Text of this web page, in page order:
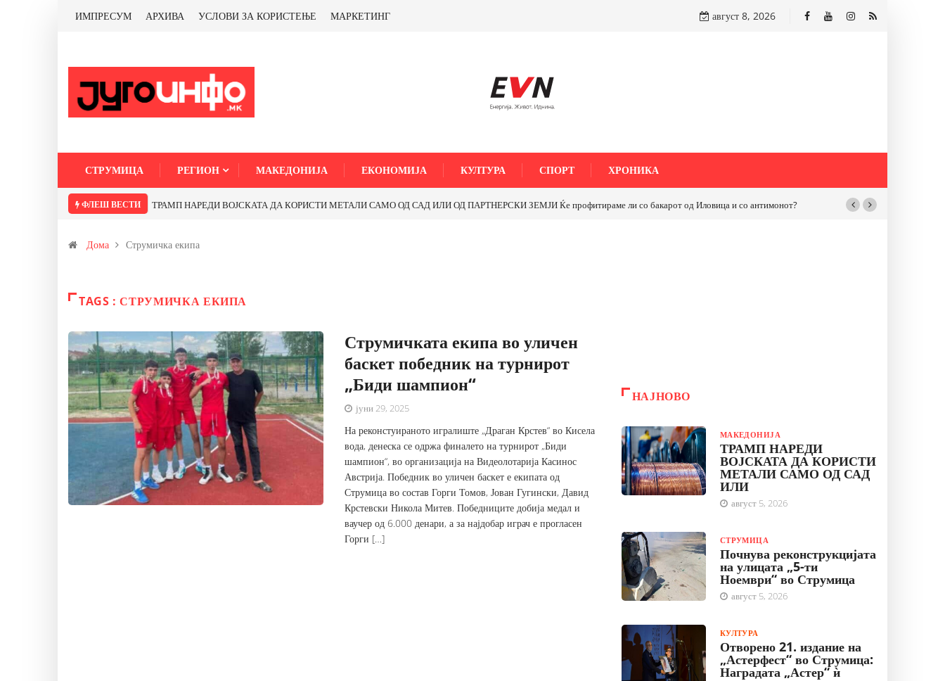
ИМПРЕСУМ АРХИВА УСЛОВИ ЗА КОРИСТЕЊЕ МАРКЕТИНГ август 8, 2026
СТРУМИЦА РЕГИОН МАКЕДОНИЈА ЕКОНОМИЈА КУЛТУРА СПОРТ ХРОНИКА
ФЛЕШ ВЕСТИ ТРАМП НАРЕДИ ВОЈСКАТА ДА КОРИСТИ МЕТАЛИ САМО ОД САД ИЛИ ОД ПАРТНЕРСКИ ЗЕМЈИ Ќе профитираме ли со бакарот од Иловица и со антимонот?
Дома Струмичка екипа
TAGS : СТРУМИЧКА ЕКИПА
Струмичката екипа во уличен
баскет победник на турнирот
„Биди шампион“
јуни 29, 2025
На реконстуираното игралиште „Драган Крстев“ во Кисела
вода, денеска се одржа финалето на турнирот „Биди
шампион“, во организација на Видеолотарија Касинос
Австрија. Победник во уличен баскет е екипата од
Струмица во состав Горги Томов, Јован Гугински, Давид
Крстевски Никола Митев. Победниците добија медал и
ваучер од 6.000 денари, а за најдобар играч е прогласен
Горги […]
НАЈНОВО
МАКЕДОНИЈА
ТРАМП НАРЕДИ
ВОЈСКАТА ДА КОРИСТИ
МЕТАЛИ САМО ОД САД
ИЛИ
август 5, 2026
СТРУМИЦА
Почнува реконструкцијата
на улицата „5-ти
Ноември“ во Струмица
август 5, 2026
КУЛТУРА
Отворено 21. издание на
„Астерфест“ во Струмица:
Наградата „Астер“ ѝ